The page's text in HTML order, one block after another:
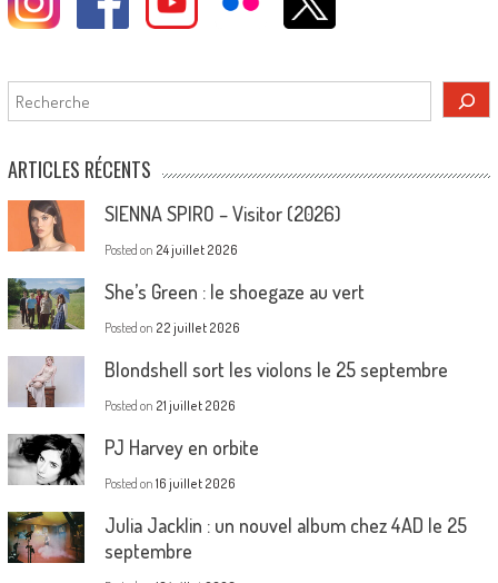
Rechercher
ARTICLES RÉCENTS
SIENNA SPIRO – Visitor (2026)
Posted on 24 juillet 2026
She’s Green : le shoegaze au vert
Posted on 22 juillet 2026
Blondshell sort les violons le 25 septembre
Posted on 21 juillet 2026
PJ Harvey en orbite
Posted on 16 juillet 2026
Julia Jacklin : un nouvel album chez 4AD le 25
septembre